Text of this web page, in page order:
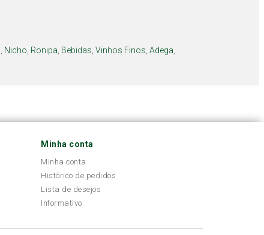
Nicho Ronipa Bebidas Vinhos Finos Adega
Minha conta
Minha conta
Histórico de pedidos
Lista de desejos
Informativo